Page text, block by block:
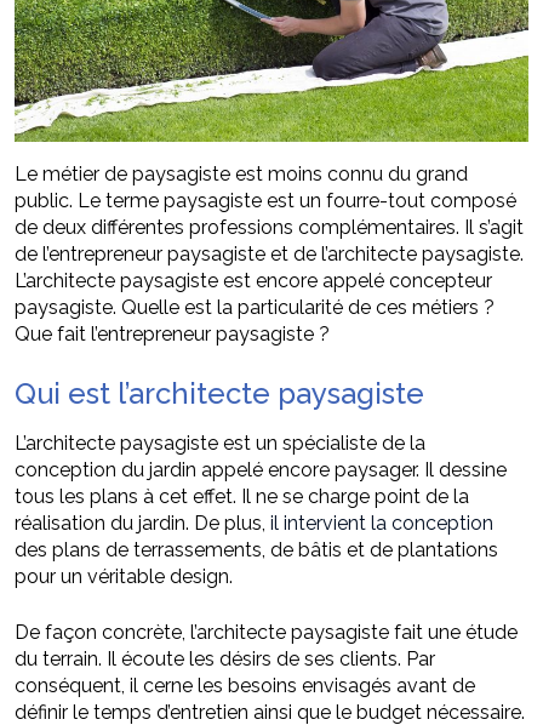
Le métier de paysagiste est moins connu du grand
public. Le terme paysagiste est un fourre-tout composé
de deux différentes professions complémentaires. Il s’agit
de l’entrepreneur paysagiste et de l’architecte paysagiste.
L’architecte paysagiste est encore appelé concepteur
paysagiste. Quelle est la particularité de ces métiers ?
Que fait l’entrepreneur paysagiste ?
Qui est l’architecte paysagiste
L’architecte paysagiste est un spécialiste de la
conception du jardin appelé encore paysager. Il dessine
tous les plans à cet effet. Il ne se charge point de la
réalisation du jardin. De plus, il intervient la conception
des plans de terrassements, de bâtis et de plantations
pour un véritable design.
De façon concrète, l’architecte paysagiste fait une étude
du terrain. Il écoute les désirs de ses clients. Par
conséquent, il cerne les besoins envisagés avant de
définir le temps d’entretien ainsi que le budget nécessaire.